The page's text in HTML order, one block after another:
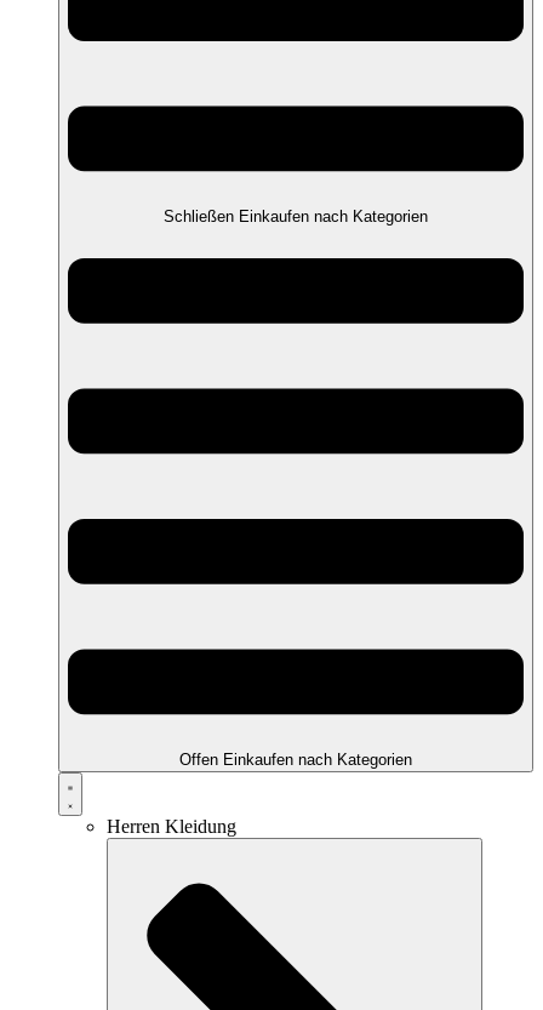
Schließen Einkaufen nach Kategorien
Offen Einkaufen nach Kategorien
Herren Kleidung